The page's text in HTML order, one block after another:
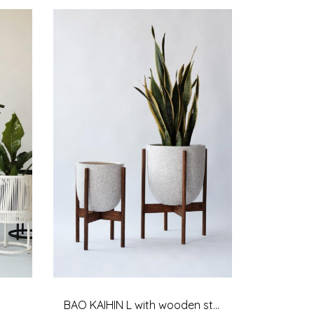
BAO KAIHIN L with wooden stand